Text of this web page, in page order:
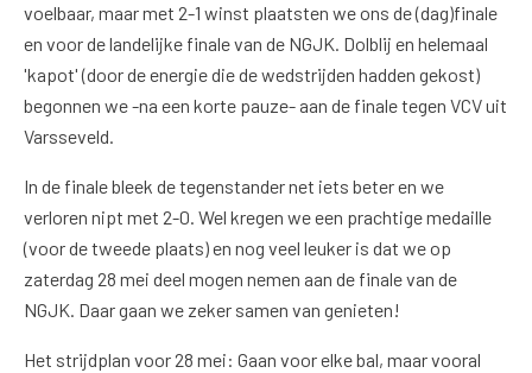
voelbaar, maar met 2-1 winst plaatsten we ons de (dag)finale
en voor de landelijke finale van de NGJK. Dolblij en helemaal
'kapot' (door de energie die de wedstrijden hadden gekost)
begonnen we -na een korte pauze- aan de finale tegen VCV uit
Varsseveld.
In de finale bleek de tegenstander net iets beter en we
verloren nipt met 2-0. Wel kregen we een prachtige medaille
(voor de tweede plaats) en nog veel leuker is dat we op
zaterdag 28 mei deel mogen nemen aan de finale van de
NGJK. Daar gaan we zeker samen van genieten!
Het strijdplan voor 28 mei: Gaan voor elke bal, maar vooral